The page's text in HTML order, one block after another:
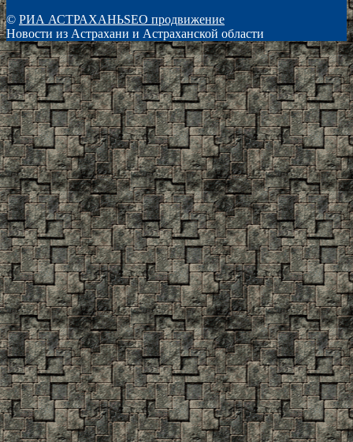
© РИА АСТРАХАНЬSEO продвижение
Новости из Астрахани и Астраханской области